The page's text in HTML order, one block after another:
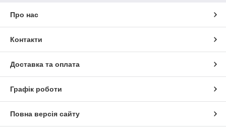
Про нас
Контакти
Доставка та оплата
Графік роботи
Повна версія сайту